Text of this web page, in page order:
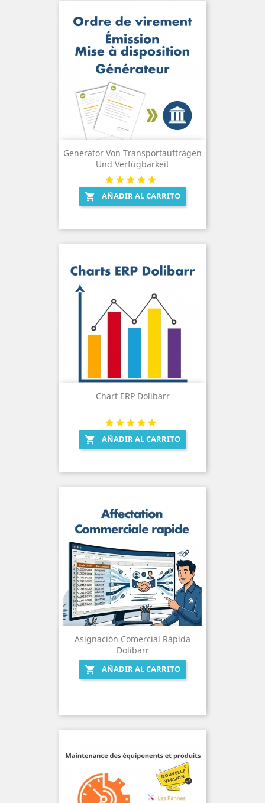
Generator Von Transportaufträgen
Und Verfügbarkeit
 AÑADIR AL CARRITO
Chart ERP Dolibarr
 AÑADIR AL CARRITO
Asignación Comercial Rápida
Dolibarr

AÑADIR AL CARRITO